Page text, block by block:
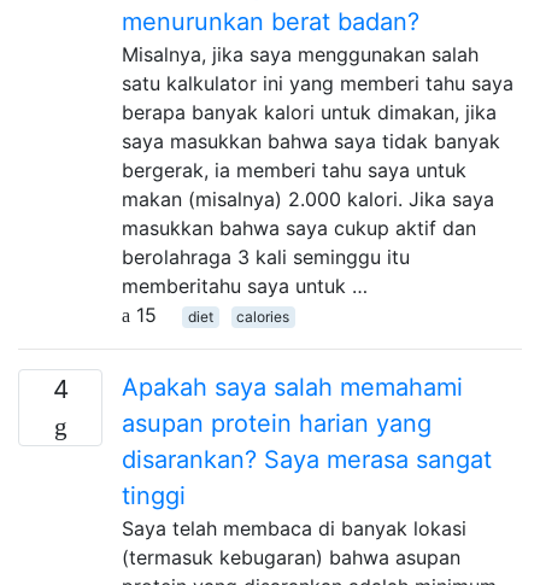
menurunkan berat badan?
Misalnya, jika saya menggunakan salah
satu kalkulator ini yang memberi tahu saya
berapa banyak kalori untuk dimakan, jika
saya masukkan bahwa saya tidak banyak
bergerak, ia memberi tahu saya untuk
makan (misalnya) 2.000 kalori. Jika saya
masukkan bahwa saya cukup aktif dan
berolahraga 3 kali seminggu itu
memberitahu saya untuk …
15
diet calories
4
Apakah saya salah memahami
asupan protein harian yang
disarankan? Saya merasa sangat
tinggi
Saya telah membaca di banyak lokasi
(termasuk kebugaran) bahwa asupan